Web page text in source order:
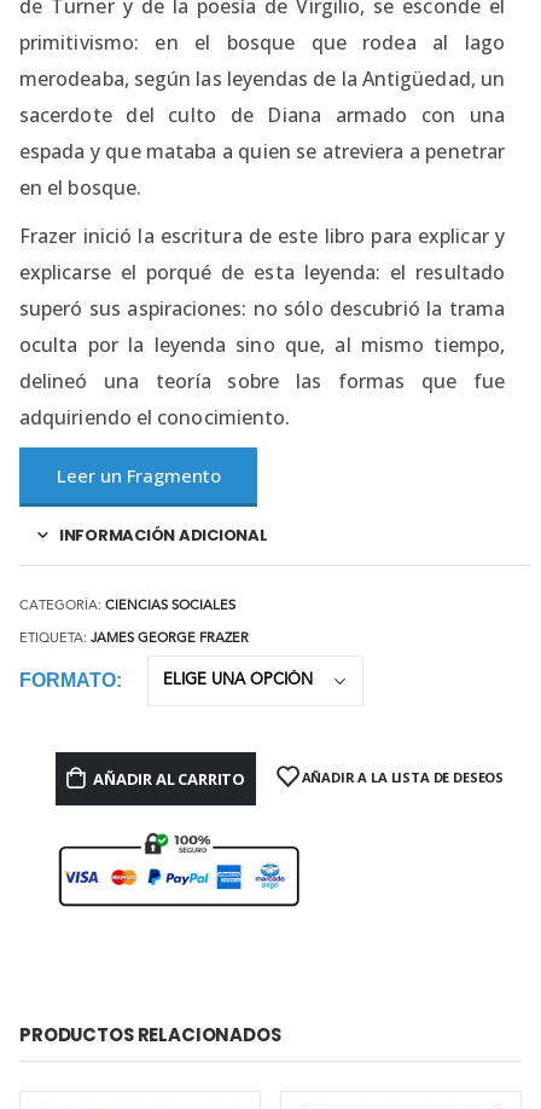
de Turner y de la poesía de Virgilio, se esconde el
primitivismo: en el bosque que rodea al lago
merodeaba, según las leyendas de la Antigüedad, un
sacerdote del culto de Diana armado con una
espada y que mataba a quien se atreviera a penetrar
en el bosque.
Frazer inició la escritura de este libro para explicar y
explicarse el porqué de esta leyenda: el resultado
superó sus aspiraciones: no sólo descubrió la trama
oculta por la leyenda sino que, al mismo tiempo,
delineó una teoría sobre las formas que fue
adquiriendo el conocimiento.
Leer un Fragmento
INFORMACIÓN ADICIONAL
CATEGORÍA: CIENCIAS SOCIALES
ETIQUETA: JAMES GEORGE FRAZER
FORMATO
AÑADIR AL CARRITO AÑADIR A LA LISTA DE DESEOS
PRODUCTOS RELACIONADOS